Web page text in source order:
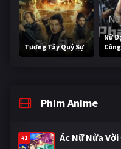
Tương Tây Quỷ Sự
Nữ
Công
Phim Anime
#1 Ác Nữ Nửa